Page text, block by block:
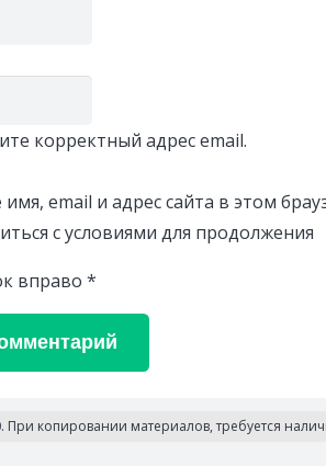
корректный адрес email.
email и адрес сайта в этом
с условиями для продолжения
вправо *
При копировании материалов, требуется